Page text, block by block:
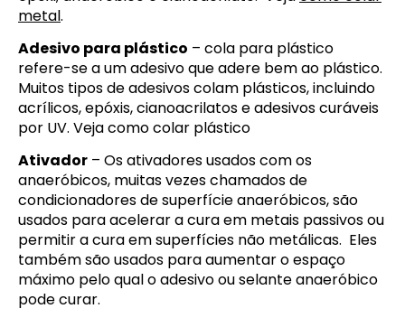
metal.
Adesivo para plástico – cola para plástico
refere-se a um adesivo que adere bem ao plástico.
Muitos tipos de adesivos colam plásticos, incluindo
acrílicos, epóxis, cianoacrilatos e adesivos curáveis
por UV. Veja como colar plástico
Ativador – Os ativadores usados com os
anaeróbicos, muitas vezes chamados de
condicionadores de superfície anaeróbicos, são
usados para acelerar a cura em metais passivos ou
permitir a cura em superfícies não metálicas. Eles
também são usados para aumentar o espaço
máximo pelo qual o adesivo ou selante anaeróbico
pode curar.